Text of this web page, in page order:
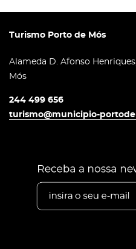
Turismo Porto de Mós
Alameda D. Afonso
Mós
244 499 656
turismo@municipio-